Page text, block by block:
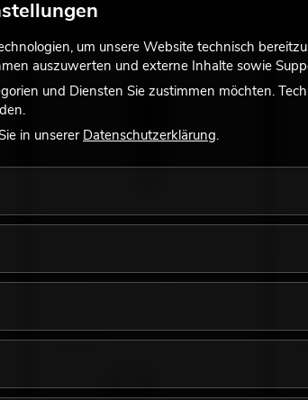
Farbe
um unsere Website technisch
auszuwerten und externe Inhalte sowie
und Diensten Sie zustimmen möchten.
in unserer Datenschutzerklärung.